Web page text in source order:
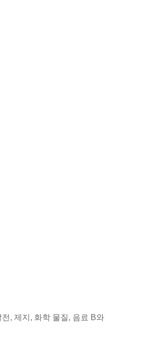
, 제지, 화학 물질, 음료 B와